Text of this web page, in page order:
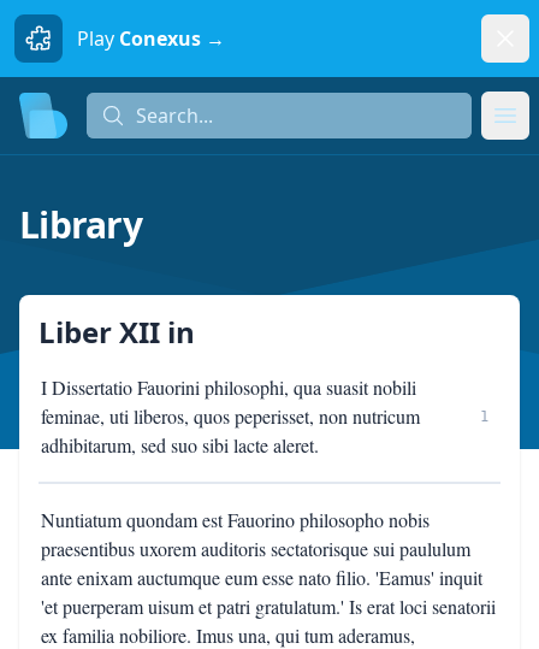
Play Conexus →
Search...
Library
Liber XII in
I Dissertatio Fauorini philosophi, qua suasit nobili
feminae, uti liberos, quos peperisset, non nutricum
adhibitarum, sed suo sibi lacte aleret.
1
Nuntiatum quondam est Fauorino philosopho nobis
praesentibus uxorem auditoris sectatorisque sui paululum
ante enixam auctumque eum esse nato filio. 'Eamus' inquit
'et puerperam uisum et patri gratulatum.' Is erat loci senatorii
ex familia nobiliore. Imus una, qui tum aderamus,